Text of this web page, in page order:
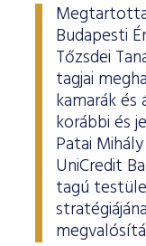
Budapesti
Tőzsdei
tagjai
kamarák
korábbi és
Patai
UniCredit
tagú